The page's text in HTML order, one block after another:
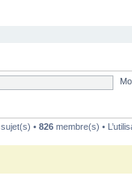
sujet(s) •826 membre(s) •